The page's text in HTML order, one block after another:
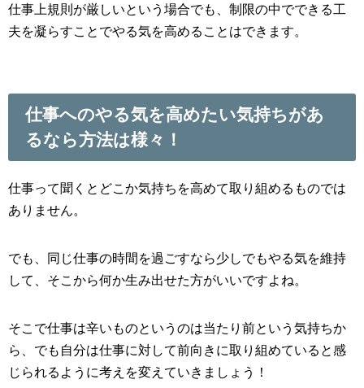
仕事上規則が厳しいという場合でも、制限の中でできる工
夫を凝らすことでやる気を高めることはできます。
仕事へのやる気を高めたい気持ちがあ
るなら方法は様々！
仕事って聞くとどこか気持ちを高めて取り組めるものでは
ありません。
でも、同じ仕事の時間を過ごすなら少しでもやる気を維持
して、そこから何か生み出せた方がいいですよね。
そこで仕事は辛いものというのは当たり前という気持ちか
ら、でも自分は仕事に対して前向きに取り組めていると感
じられるように考えを変えていきましょう！